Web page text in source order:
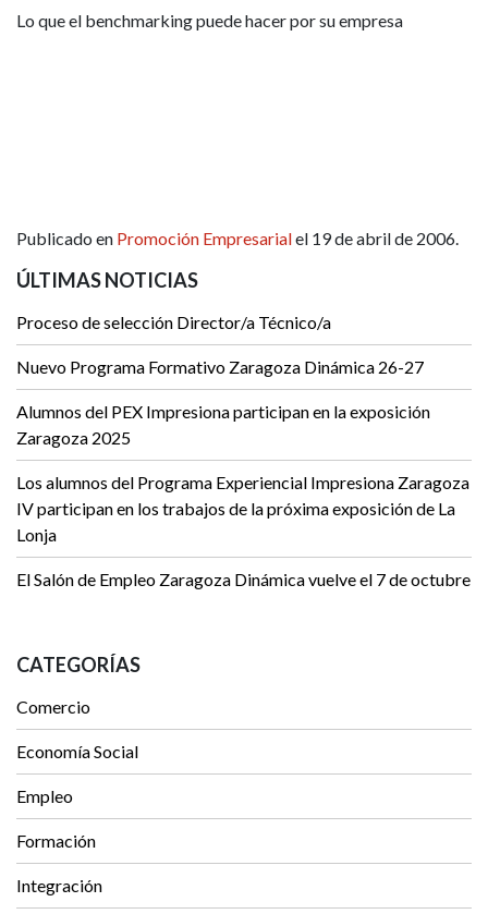
Lo que el benchmarking puede hacer por su empresa
Publicado en Promoción Empresarialel 19 de abril de 2006.
ÚLTIMAS NOTICIAS
Proceso de selección Director/a Técnico/a
Nuevo Programa Formativo Zaragoza Dinámica 26-27
Alumnos del PEX Impresiona participan en la exposición
Zaragoza 2025
Los alumnos del Programa Experiencial Impresiona Zaragoza
IV participan en los trabajos de la próxima exposición de La
Lonja
El Salón de Empleo Zaragoza Dinámica vuelve el 7 de octubre
CATEGORÍAS
Comercio
Economía Social
Empleo
Formación
Integración